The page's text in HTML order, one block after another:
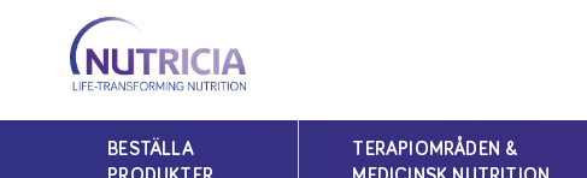
Nutricia
Nutricia
BESTÄLLA
TERAPIOMRÅDEN &